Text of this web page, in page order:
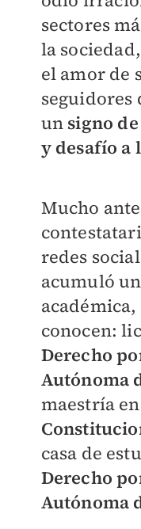
sectores
la
el amor de
seguidores
un signo
y desafío a
Mucho
redes
acumuló
conocen:
Derecho
Autónoma
maestría en
casa de
Derecho
Autónoma